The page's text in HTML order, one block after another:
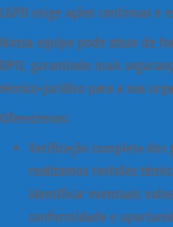
LGPD exige ações contínuas e
Nossa equipe podeatuar de
DPO, garantindo mais
técnico-jurídico para a sua
Oferecemos:
Verificação completa dos
realizamos revisões
identificar eventuais
conformidade e